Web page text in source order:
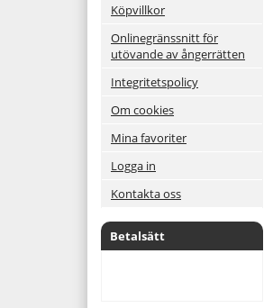
Köpvillkor
Onlinegränssnitt för
utövande av ångerrätten
Integritetspolicy
Om cookies
Mina favoriter
Logga in
Kontakta oss
Betalsätt